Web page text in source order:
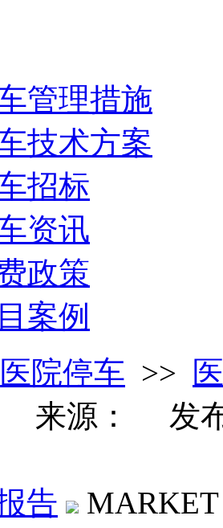
管理措施
技术方案
招标
资讯
政策
案例
医院停车 >>
来源：
发
告
MARKET